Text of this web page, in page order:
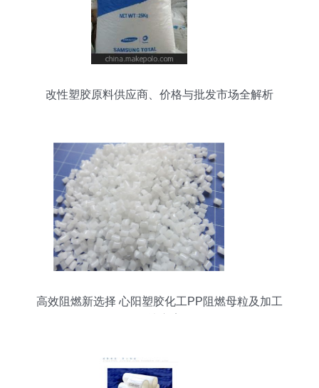
改性塑胶原料供应商、价格与批发市场全解析
高效阻燃新选择 心阳塑胶化工PP阻燃母粒及加工